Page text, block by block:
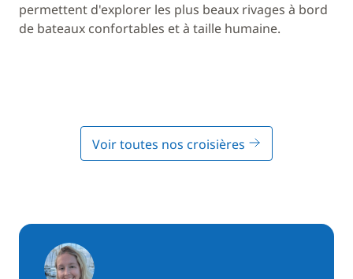
permettent d'explorer les plus beaux rivages à bord
de bateaux confortables et à taille humaine.
Voir toutes nos croisières